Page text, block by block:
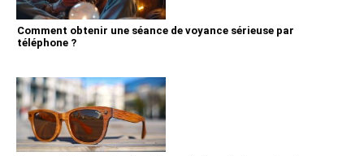
Comment obtenir une séance de voyance sérieuse par
téléphone ?